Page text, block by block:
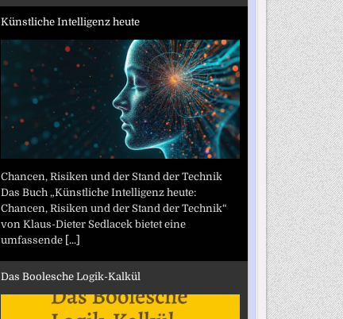
Künstliche Intelligenz heute
Chancen, Risiken und der Stand der Technik
Das Buch „Künstliche Intelligenz heute:
Chancen, Risiken und der Stand der Technik“
von Klaus-Dieter Sedlacek bietet eine
umfassende [...]
Das Boolesche Logik-Kalkül